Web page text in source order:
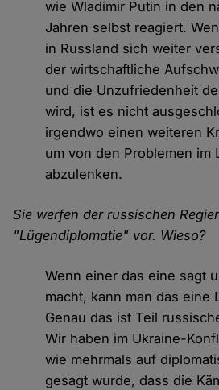
wie Wladimir Putin in den
Jahren selbst reagiert.
in Russland sich weiter
der wirtschaftliche
und die Unzufriedenheit
wird, ist es nicht
irgendwo einen weiteren
um von den Problemen im
abzulenken.
Sie werfen der russischen
"Lügendiplomatie" vor. Wieso?
Wenn einer das eine sagt
macht, kann man das eine
Genau das ist Teil
Wir haben im Ukraine-
wie mehrmals auf
gesagt wurde, dass die